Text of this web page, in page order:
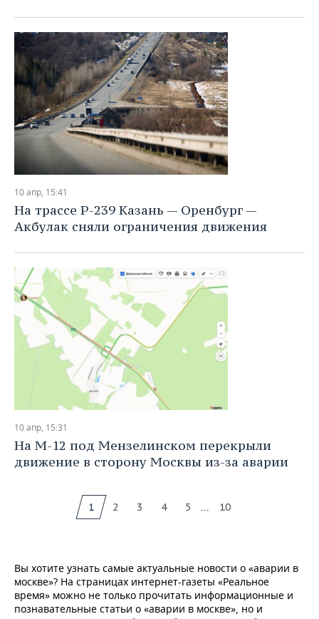
10 апр, 15:41
На трассе Р-239 Казань — Оренбург —
Акбулак сняли ограничения движения
10 апр, 15:31
На М-12 под Мензелинском перекрыли
движение в сторону Москвы из-за аварии
1 2 3 4 5 ... 10
Вы хотите узнать самые актуальные новости о «аварии в
москве»? На страницах интернет-газеты «Реальное
время» можно не только прочитать информационные и
познавательные статьи о «аварии в москве», но и